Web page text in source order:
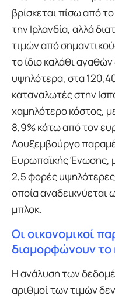
βρίσκεται πίσω από
την Ιρλανδία, αλλά
τιμών από
το ίδιο καλάθι
υψηλότερα, στα
καταναλωτές στην
χαμηλότερο κόστος,
8,9% κάτω από τον
Λουξεμβούργο
Ευρωπαϊκής Ένωσης,
2,5 φορές
οποία αναδεικνύεται
μπλοκ.
Οι οικονομικοί
διαμορφώνουν το
Η ανάλυση των
αριθμοί των τιμών